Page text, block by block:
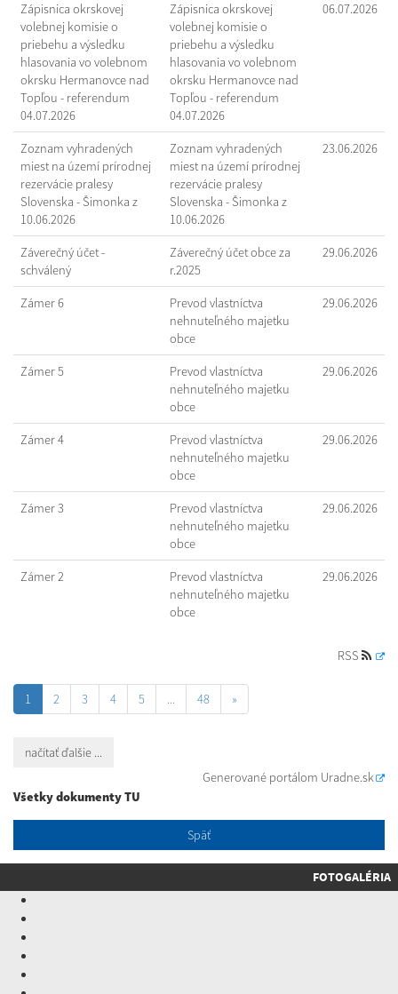
Zápisnica okrskovej
volebnej komisie o
priebehu a výsledku
hlasovania vo volebnom
okrsku Hermanovce nad
Topľou - referendum
04.07.2026
Zápisnica okrskovej
volebnej komisie o
priebehu a výsledku
hlasovania vo volebnom
okrsku Hermanovce nad
Topľou - referendum
04.07.2026
06.07.2026
Zoznam vyhradených
miest na území prírodnej
rezervácie pralesy
Slovenska - Šimonka z
10.06.2026
Zoznam vyhradených
miest na území prírodnej
rezervácie pralesy
Slovenska - Šimonka z
10.06.2026
23.06.2026
Záverečný účet -
schválený
Záverečný účet obce za
r.2025
29.06.2026
Zámer 6
Prevod vlastníctva
nehnuteľného majetku
obce
29.06.2026
Zámer 5
Prevod vlastníctva
nehnuteľného majetku
obce
29.06.2026
Zámer 4
Prevod vlastníctva
nehnuteľného majetku
obce
29.06.2026
Zámer 3
Prevod vlastníctva
nehnuteľného majetku
obce
29.06.2026
Zámer 2
Prevod vlastníctva
nehnuteľného majetku
obce
29.06.2026
RSS
1 2 3 4 5 ... 48 »
načítať ďalšie ...
Generované portálom Uradne.sk
Všetky dokumenty TU
Späť
FOTOGALÉRIA